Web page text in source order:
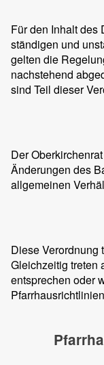
Für den Inhalt des
ständigen und
gelten die
nachstehend
sind Teil dieser
Der
Änderungen des
allgemeinen
Diese Verordnung
Gleichzeitig treten
entsprechen oder